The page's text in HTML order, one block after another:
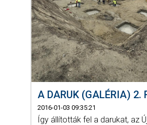
A DARUK (GALÉRIA) 2.
2016-01-03 09:35:21
Így állították fel a darukat, az